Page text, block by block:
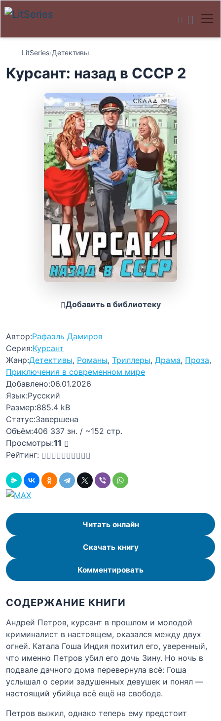
LitSeries/Детективы
Курсант: назад в СССР 2
Добавить в библиотеку
Автор:Рафаэль Дамиров
Серия:Курсант
Жанр:Детективы, Романы, Триллеры, Драма, Проза,
Приключения в современном мире
Добавлено:06.01.2026
Язык:Русский
Размер:885.4 kB
Статус:Завершена
Объём:406 337 зн. / ~152 стр.
Просмотры:11
Рейтинг:
Читать онлайн
Скачать книгу
Комментировать
СОДЕРЖАНИЕ КНИГИ
Андрей Петров, курсант в прошлом и молодой
криминалист в настоящем, оказался между двух
огней. Катала Гоша Индия похитил его, уверенный,
что именно Петров убил его дочь Зину. Но ночь в
подвале дачного дома перевернула всё: Гоша
услышал о серии задушенных девушек и понял —
настоящий убийца всё ещё на свободе.
Петров выжил, однако теперь ему предстоит